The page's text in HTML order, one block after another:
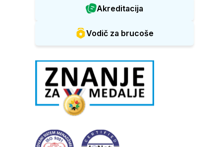
Akreditacija
Vodič za brucoše